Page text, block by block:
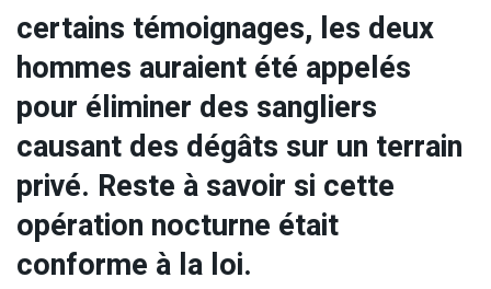
certains témoignages, les deux
hommes auraient été appelés
pour éliminer des sangliers
causant des dégâts sur un terrain
privé. Reste à savoir si cette
opération nocturne était
conforme à la loi.